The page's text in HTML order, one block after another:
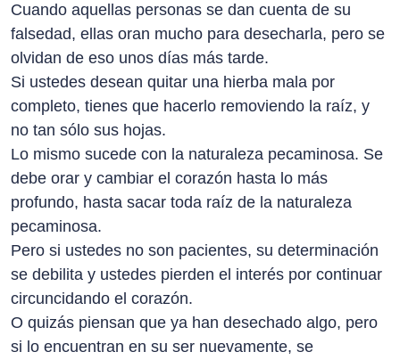
Cuando aquellas personas se dan cuenta de su
falsedad, ellas oran mucho para desecharla, pero se
olvidan de eso unos días más tarde.
Si ustedes desean quitar una hierba mala por
completo, tienes que hacerlo removiendo la raíz, y
no tan sólo sus hojas.
Lo mismo sucede con la naturaleza pecaminosa. Se
debe orar y cambiar el corazón hasta lo más
profundo, hasta sacar toda raíz de la naturaleza
pecaminosa.
Pero si ustedes no son pacientes, su determinación
se debilita y ustedes pierden el interés por continuar
circuncidando el corazón.
O quizás piensan que ya han desechado algo, pero
si lo encuentran en su ser nuevamente, se